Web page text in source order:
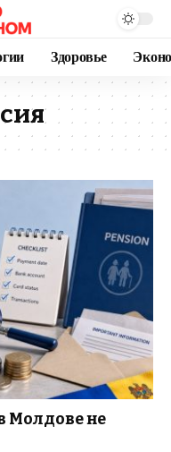
Здоровье
Молдове не